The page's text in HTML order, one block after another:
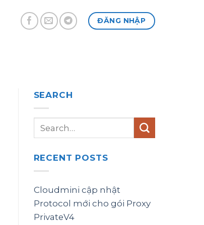
ĐĂNG NHẬP
SEARCH
RECENT POSTS
Cloudmini cập nhật
Protocol mới cho gói Proxy
PrivateV4